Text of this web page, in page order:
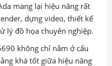
mang lại hiệu năng rất
dựng video, thiết kế
lý đồ họa chuyên nghiệp.
không chỉ nằm ở cấu
khá tốt giữa hiệu năng